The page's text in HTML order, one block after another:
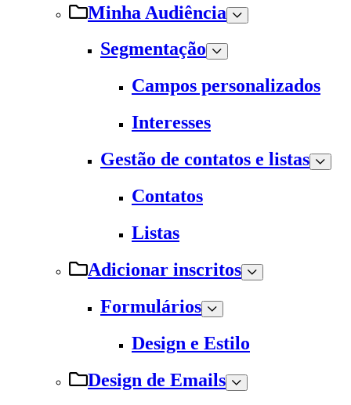
Minha Audiência
Segmentação
Campos personalizados
Interesses
Gestão de contatos e listas
Contatos
Listas
Adicionar inscritos
Formulários
Design e Estilo
Design de Emails